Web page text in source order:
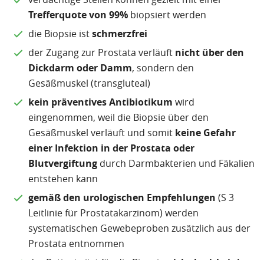
Trefferquote von 99% biopsiert werden
die Biopsie istschmerzfrei
der Zugang zur Prostata verläuft nicht über den
Dickdarm oder Damm, sondern den
Gesäßmuskel (transgluteal)
kein präventives Antibiotikum wird
eingenommen, weil die Biopsie über den
Gesäßmuskel verläuft und somit keine Gefahr
einer Infektion in der Prostata oder
Blutvergiftung durch Darmbakterien und Fäkalien
entstehen kann
gemäß den urologischen Empfehlungen (S 3
Leitlinie für Prostatakarzinom) werden
systematischen Gewebeproben zusätzlich aus der
Prostata entnommen